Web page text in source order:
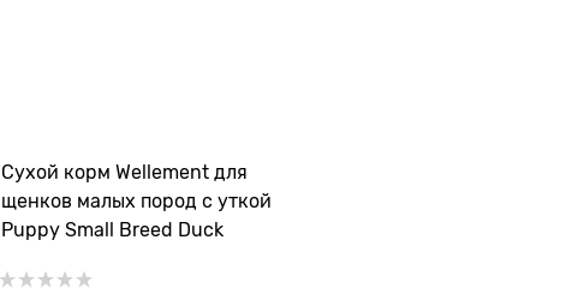
Сухой корм Wellement для
щенков малых пород с уткой
Puppy Small Breed Duck